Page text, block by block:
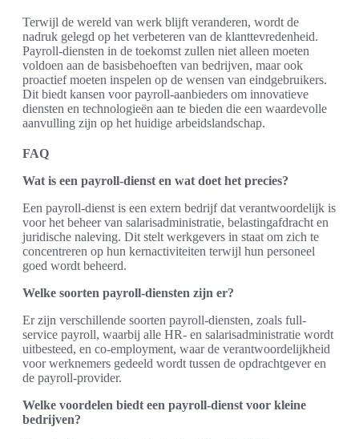
Terwijl de wereld van werk blijft veranderen, wordt de
nadruk gelegd op het verbeteren van de klanttevredenheid.
Payroll-diensten in de toekomst zullen niet alleen moeten
voldoen aan de basisbehoeften van bedrijven, maar ook
proactief moeten inspelen op de wensen van eindgebruikers.
Dit biedt kansen voor payroll-aanbieders om innovatieve
diensten en technologieën aan te bieden die een waardevolle
aanvulling zijn op het huidige arbeidslandschap.
FAQ
Wat is een payroll-dienst en wat doet het precies?
Een payroll-dienst is een extern bedrijf dat verantwoordelijk is
voor het beheer van salarisadministratie, belastingafdracht en
juridische naleving. Dit stelt werkgevers in staat om zich te
concentreren op hun kernactiviteiten terwijl hun personeel
goed wordt beheerd.
Welke soorten payroll-diensten zijn er?
Er zijn verschillende soorten payroll-diensten, zoals full-
service payroll, waarbij alle HR- en salarisadministratie wordt
uitbesteed, en co-employment, waar de verantwoordelijkheid
voor werknemers gedeeld wordt tussen de opdrachtgever en
de payroll-provider.
Welke voordelen biedt een payroll-dienst voor kleine
bedrijven?